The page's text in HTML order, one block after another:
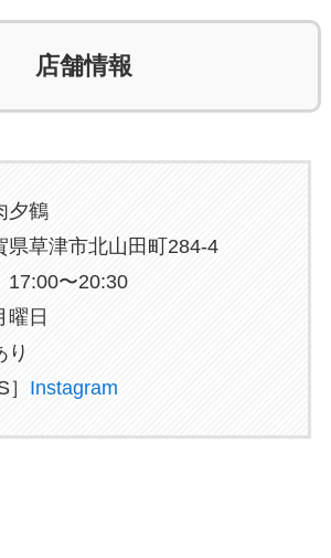
店舗情報
夕鶴
県草津市北山田町284-4
17:00〜20:30
曜日
り
Instagram